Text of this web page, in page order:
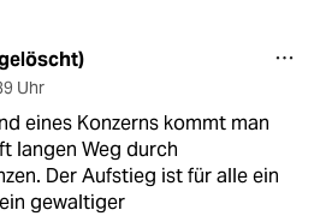
Uhr
eines Konzerns kommt man
langen Weg durch
Der Aufstieg ist für alle ein
gewaltiger